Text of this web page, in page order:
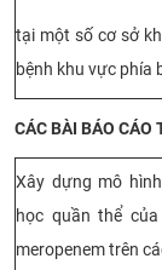
tại một số cơ sở
bệnh khu vực phía
CÁC BÀI BÁO CÁO
Xây dựng mô
học quần thể
meropenem trên